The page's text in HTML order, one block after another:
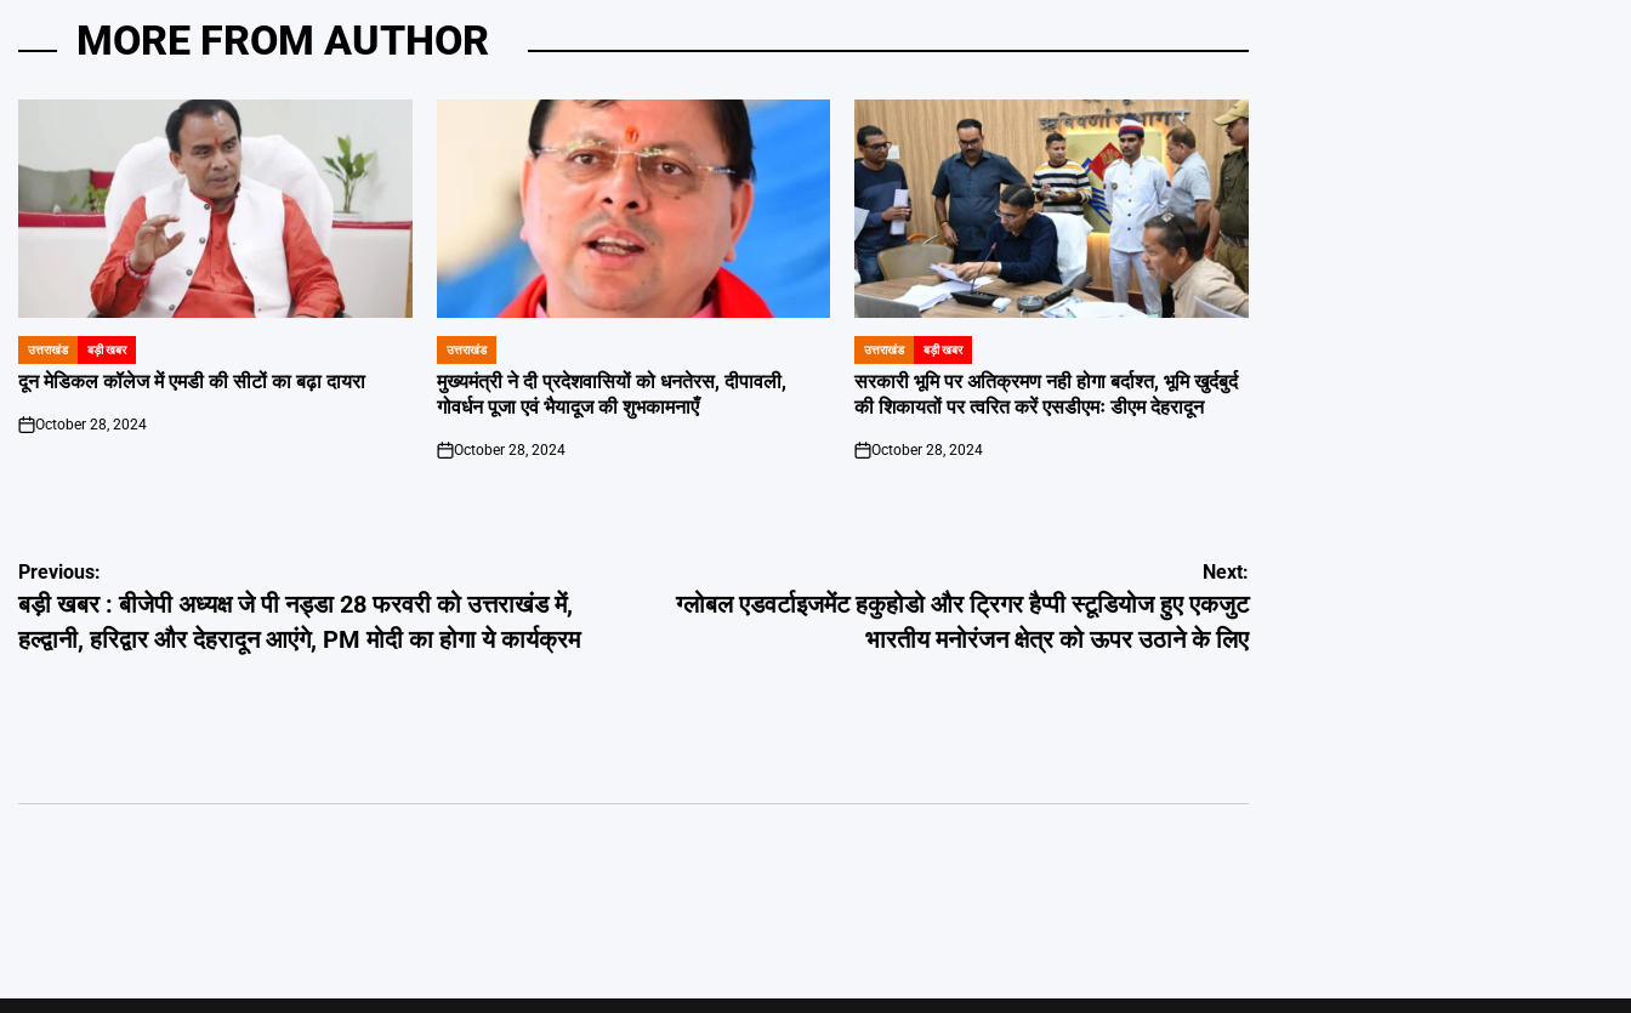
MORE FROM AUTHOR
POSTED
IN
उत्तराखंड बड़ी खबर
दून मेडिकल कॉलेज में एमडी की सीटों का बढ़ा दायरा
on
October 28, 2024
POSTED
IN
उत्तराखंड
मुख्यमंत्री ने दी प्रदेशवासियों को धनतेरस, दीपावली,
गोवर्धन पूजा एवं भैयादूज की शुभकामनाएँ
on
October 28, 2024
POSTED
IN
उत्तराखंड बड़ी खबर
सरकारी भूमि पर अतिक्रमण नही होगा बर्दाश्त, भूमि खुर्दबुर्द
की शिकायतों पर त्वरित करें एसडीएमः डीएम देहरादून
on
October 28, 2024
Post
navigation
Previous:
बड़ी खबर : बीजेपी अध्यक्ष जे पी नड्डा 28 फरवरी को उत्तराखंड में,
हल्द्वानी, हरिद्वार और देहरादून आएंगे, PM मोदी का होगा ये कार्यक्रम
Next:
ग्लोबल एडवर्टाइजमेंट हकुहोडो और ट्रिगर हैप्पी स्टूडियोज हुए एकजुट
भारतीय मनोरंजन क्षेत्र को ऊपर उठाने के लिए